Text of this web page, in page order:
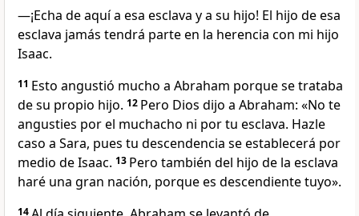
—¡Echa de aquí a esa esclava y a su hijo! El hijo de esa
esclava jamás tendrá parte en la herencia con mi hijo
Isaac.
11 Esto angustió mucho a Abraham porque se trataba
de su propio hijo. 12 Pero Dios dijo a Abraham: «No te
angusties por el muchacho ni por tu esclava. Hazle
caso a Sara, pues tu descendencia se establecerá por
medio de Isaac. 13 Pero también del hijo de la esclava
haré una gran nación, porque es descendiente tuyo».
14